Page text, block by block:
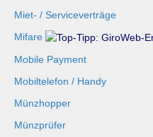
Miet- / Serviceverträge
Mifare
Mobile Payment
Mobiltelefon / Handy
Münzhopper
Münzprüfer